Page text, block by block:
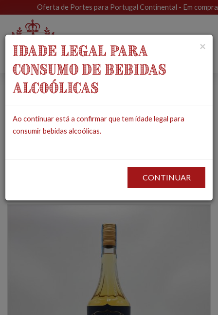
Oferta de Portes para Portugal Continental - Em compras
Licor de Anis Mel de
Damas - Dómúz
×
IDADE LEGAL PARA
CONSUMO DE BEBIDAS
ALCOÓLICAS
Ao continuar está a confirmar que tem idade legal para
consumir bebidas alcoólicas.
CONTINUAR